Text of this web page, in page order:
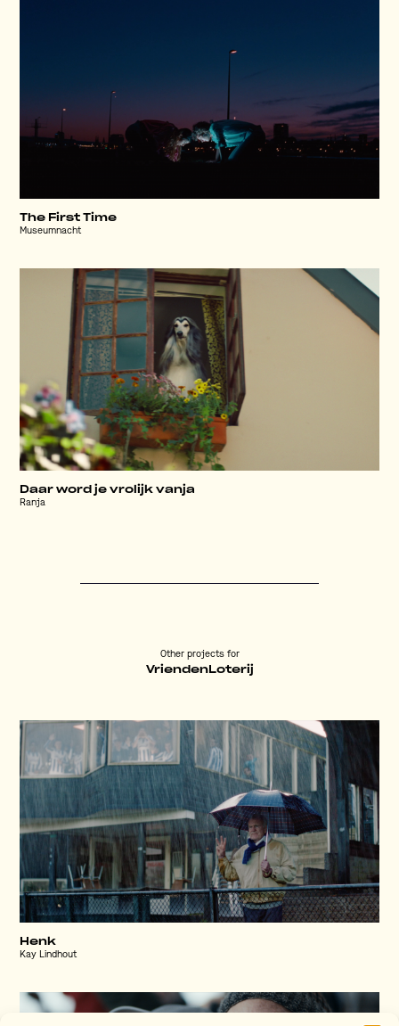
The First Time
Museumnacht
Daar word je vrolijk vanja
Ranja
Other projects for
VriendenLoterij
Henk
Kay Lindhout